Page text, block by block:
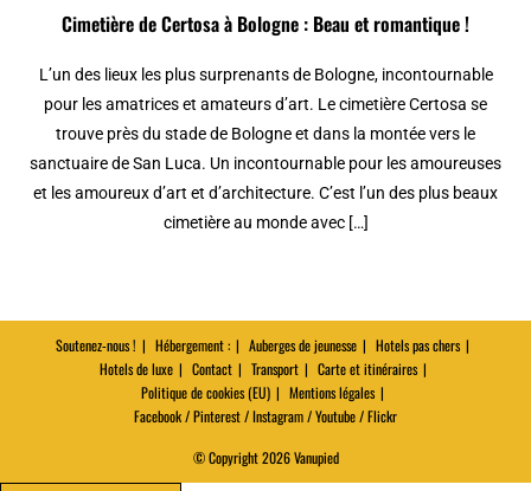
Cimetière de Certosa à Bologne : Beau et romantique !
L’un des lieux les plus surprenants de Bologne, incontournable
pour les amatrices et amateurs d’art. Le cimetière Certosa se
trouve près du stade de Bologne et dans la montée vers le
sanctuaire de San Luca. Un incontournable pour les amoureuses
et les amoureux d’art et d’architecture. C’est l’un des plus beaux
cimetière au monde avec […]
Soutenez-nous ! Hébergement : Auberges de jeunesse
Hotels pas chers
Hotels de luxe
Contact Transport
Carte et itinéraires
Politique de cookies (EU)
Mentions légales
Facebook / Pinterest / Instagram / Youtube / Flickr
© Copyright 2026 Vanupied